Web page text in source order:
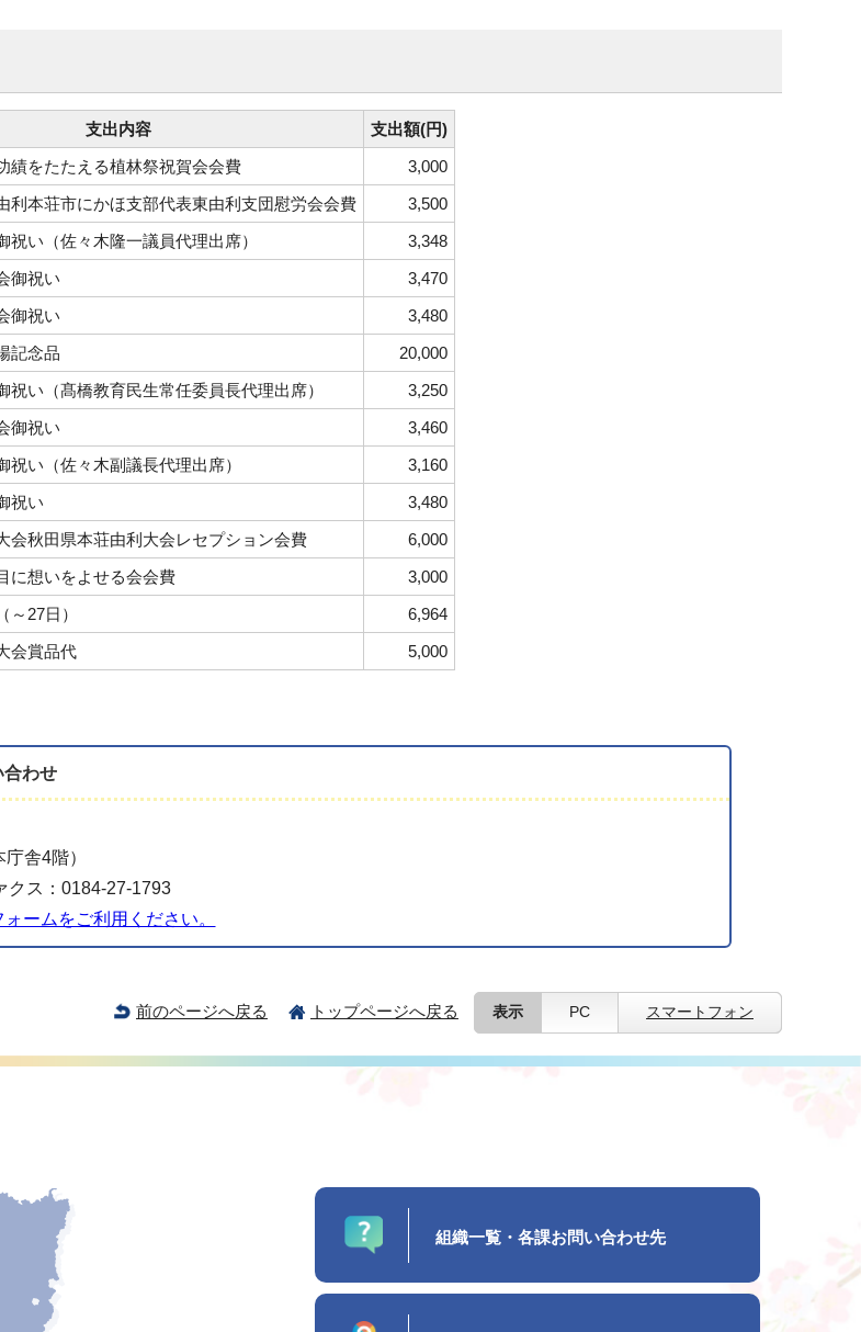
支出内容
支出額(円)
績をたたえる植林祭祝賀会会費
3,000
利本荘市にかほ支部代表東由利支団慰労会会費
3,500
祝い（佐々木隆一議員代理出席）
3,348
御祝い
3,470
御祝い
3,480
記念品
20,000
祝い（髙橋教育民生常任委員長代理出席）
3,250
御祝い
3,460
祝い（佐々木副議長代理出席）
3,160
祝い
3,480
会秋田県本荘由利大会レセプション会費
6,000
に想いをよせる会会費
3,000
～27日）
6,964
会賞品代 5,000
合わせ
舎4階）
ス：0184-27-1793
ームをご利用ください。
前のページへ戻る トップページへ戻る 表示 PC スマートフォン
組織一覧・各課お問い合わせ先